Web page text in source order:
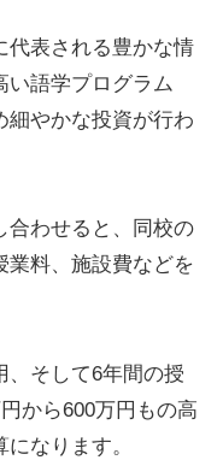
代表される豊かな情
い語学プログラム
細やかな投資が行わ
合わせると、同校の
業料、施設費などを
、そして6年間の授
から600万円もの高
なります。